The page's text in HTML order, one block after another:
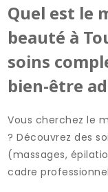
Quel est le
beauté à
soins
bien-être
Vous cherchez le
? Découvrez des
(massages,
cadre